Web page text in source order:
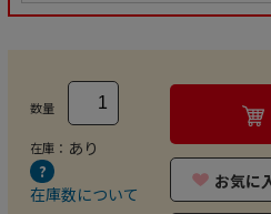
数量
在庫： あり
在庫数について
お気に